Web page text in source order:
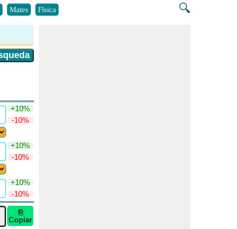
🔍
Mates Física
+10%
-10%
+10%
-10%
+10%
-10%
⎘
Copiar